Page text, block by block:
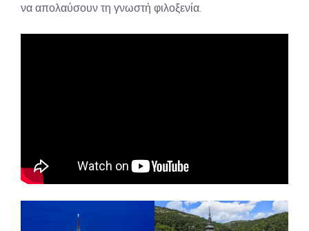
να απολαύσουν τη γνωστή φιλοξενία.